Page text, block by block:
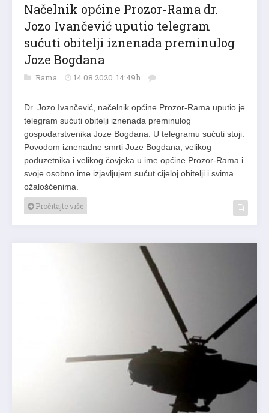
Načelnik općine Prozor-Rama dr.
Jozo Ivančević uputio telegram
sućuti obitelji iznenada preminulog
Joze Bogdana
Rama 14.08.2020. 14:49h
Dr. Jozo Ivančević, načelnik općine Prozor-Rama uputio je
telegram sućuti obitelji iznenada preminulog
gospodarstvenika Joze Bogdana. U telegramu sućuti stoji:
Povodom iznenadne smrti Joze Bogdana, velikog
poduzetnika i velikog čovjeka u ime općine Prozor-Rama i
svoje osobno ime izjavljujem sućut cijeloj obitelji i svima
ožalošćenima.
Pročitajte više